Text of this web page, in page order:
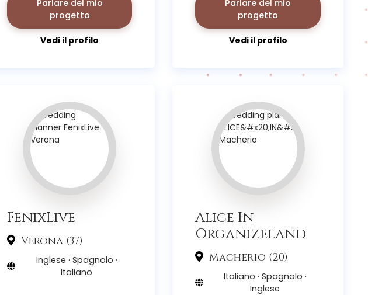
Parlare del mio
progetto
Vedi il profilo
Parlare del mio
progetto
Vedi il profilo
FenixLive
Verona (37)
Inglese · Spagnolo ·
Italiano
Alice In
Organizeland
Macherio (20)
Italiano · Spagnolo ·
Inglese